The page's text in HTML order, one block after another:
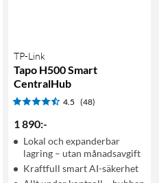
TP-Link
Tapo H500 Smart
CentralHub
4.5 (48)
1 890:-
Lokal och expanderbar
lagring – utan månadsavgift
Kraftfull smart AI-säkerhet